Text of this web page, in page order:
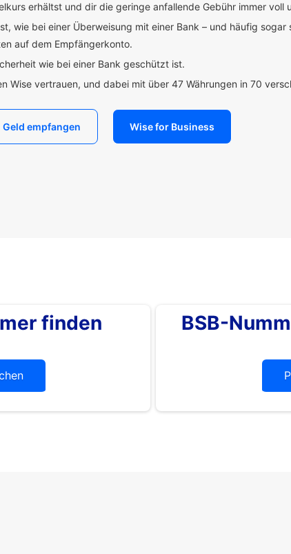
erhältst und dir die geringe anfallende Gebühr immer voll
wie bei einer Überweisung mit einer Bank – und häufig sogar
auf dem Empfängerkonto.
wie bei einer Bank geschützt ist.
Wise vertrauen, und dabei mit über 47 Währungen in 70
Geld empfangen Wise for Business
finden BSB-